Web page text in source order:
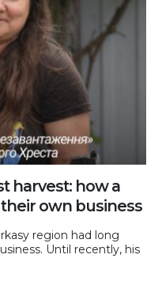
harvest: how a
own business
region had long
Until recently, his